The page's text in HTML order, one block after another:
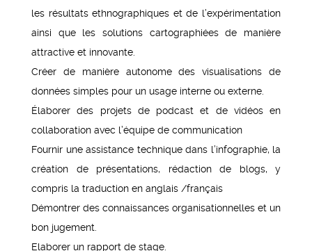
les résultats ethnographiques et de l’expérimentation
ainsi que les solutions cartographiées de manière
attractive et innovante.
Créer de manière autonome des visualisations de
données simples pour un usage interne ou externe.
Élaborer des projets de podcast et de vidéos en
collaboration avec l’équipe de communication
Fournir une assistance technique dans l’infographie, la
création de présentations, rédaction de blogs, y
compris la traduction en anglais /français
Démontrer des connaissances organisationnelles et un
bon jugement.
Elaborer un rapport de stage.